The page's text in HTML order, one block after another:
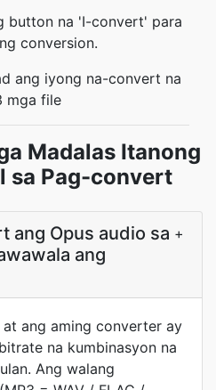
button na 'I-convert' para
conversion.
ang iyong na-convert na
mga file
Madalas Itanong
sa Pag-convert
ang Opus audio sa
ang
+
ang aming converter ay
na kumbinasyon na
Ang walang